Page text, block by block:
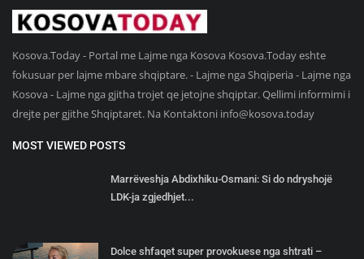
Kosova.Today - Portal me Lajme nga Kosova Kosova.Today eshte
fokusuar per lajme mbare shqiptare. - Lajme nga Shqiperia - Lajme nga
Kosova - Lajme nga gjitha trojet qe jetojne shqiptar. Qellimi informimi i
drejte per gjithe Shqiptaret. Na Kontaktoni info@kosova.today
MOST VIEWED POSTS
Marrëveshja Abdixhiku-Osmani: Si do ndryshojë
LDK-ja zgjedhjet...
Dolce shfaqet super provokuese nga shtrati –